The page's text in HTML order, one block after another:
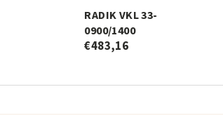
RADIK VKL 33-
0900/1400
€483,16